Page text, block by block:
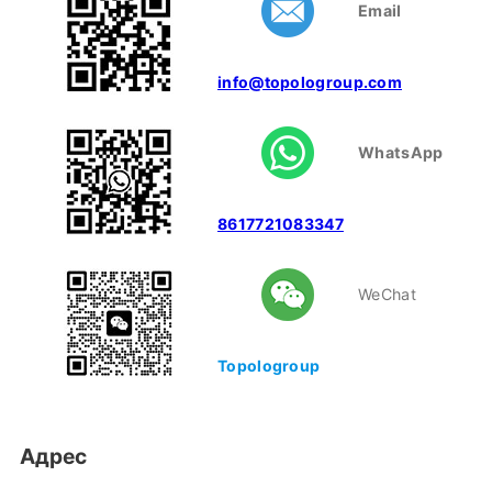
Email
info@topologroup.com
WhatsApp
8617721083347
WeChat
Topologroup
Адрес